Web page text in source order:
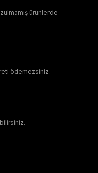
ürünlerde
ödemezsiniz.